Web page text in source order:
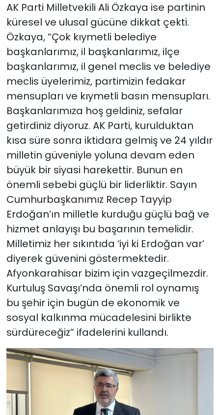
AK Parti Milletvekili Ali Özkaya ise partinin
küresel ve ulusal gücüne dikkat çekti.
Özkaya, “Çok kıymetli belediye
başkanlarımız, il başkanlarımız, ilçe
başkanlarımız, il genel meclis ve belediye
meclis üyelerimiz, partimizin fedakar
mensupları ve kıymetli basın mensupları.
Başkanlarımıza hoş geldiniz, sefalar
getirdiniz diyoruz. AK Parti, kurulduktan
kısa süre sonra iktidara gelmiş ve 24 yıldır
milletin güveniyle yoluna devam eden
büyük bir siyasi harekettir. Bunun en
önemli sebebi güçlü bir liderliktir. Sayın
Cumhurbaşkanımız Recep Tayyip
Erdoğan’ın milletle kurduğu güçlü bağ ve
hizmet anlayışı bu başarının temelidir.
Milletimiz her sıkıntıda ‘iyi ki Erdoğan var’
diyerek güvenini göstermektedir.
Afyonkarahisar bizim için vazgeçilmezdir.
Kurtuluş Savaşı’nda önemli rol oynamış
bu şehir için bugün de ekonomik ve
sosyal kalkınma mücadelesini birlikte
sürdüreceğiz” ifadelerini kullandı.